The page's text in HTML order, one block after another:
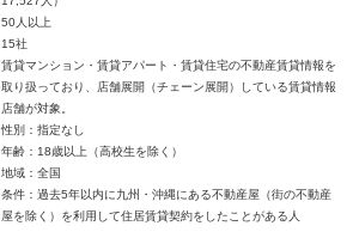
50人以上
15社
賃貸マンション・賃貸アパート・賃貸住宅の不動産賃貸情報を
取り扱っており、店舗展開（チェーン展開）している賃貸情報
店舗が対象。
性別：指定なし
年齢：18歳以上（高校生を除く）
地域：全国
条件：過去5年以内に九州・沖縄にある不動産屋（街の不動産
屋を除く）を利用して住居賃貸契約をしたことがある人